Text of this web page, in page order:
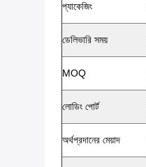
প্যাকেজিং
ডেলিভারি সময়
MOQ
লোডিং পোর্ট
অর্থপ্রদানের মেয়াদ